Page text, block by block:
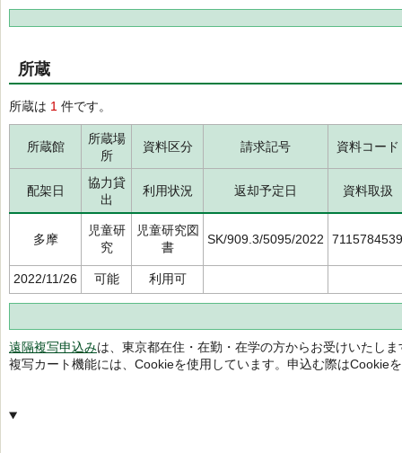
所蔵
所蔵は 1 件です。
所蔵館
所蔵場
所
資料区分 請求記号 資料コード
配架日
協力貸
出
利用状況 返却予定日 資料取扱
多摩
児童研
究
児童研究図
書
SK/909.3/5095/2022 7115784539
2022/11/26 可能 利用可
遠隔複写申込みは、東京都在住・在勤・在学の方からお受けいたしま
複写カート機能には、Cookieを使用しています。申込む際はCookie